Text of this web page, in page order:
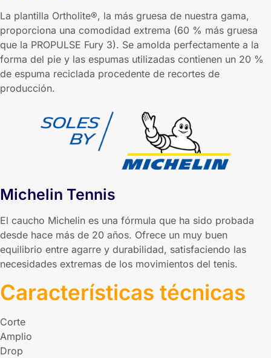
La plantilla Ortholite®, la más gruesa de nuestra gama,
proporciona una comodidad extrema (60 % más gruesa
que la PROPULSE Fury 3). Se amolda perfectamente a la
forma del pie y las espumas utilizadas contienen un 20 %
de espuma reciclada procedente de recortes de
producción.
Michelin Tennis
El caucho Michelin es una fórmula que ha sido probada
desde hace más de 20 años. Ofrece un muy buen
equilibrio entre agarre y durabilidad, satisfaciendo las
necesidades extremas de los movimientos del tenis.
Características técnicas
Corte
Amplio
Drop